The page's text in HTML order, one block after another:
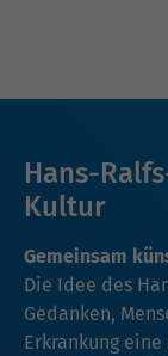
Hans-
Kultur
Gemeinsam
Die Idee des
Gedanken,
Erkrankung